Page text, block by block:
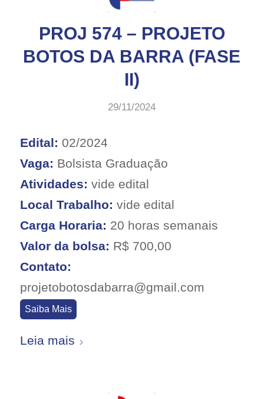
PROJ 574 – PROJETO
BOTOS DA BARRA (FASE
II)
29/11/2024
Edital: 02/2024
Vaga: Bolsista Graduação
Atividades: vide edital
Local Trabalho: vide edital
Carga Horaria: 20 horas semanais
Valor da bolsa: R$ 700,00
Contato:
projetobotosdabarra@gmail.com
Saiba Mais
Leia mais